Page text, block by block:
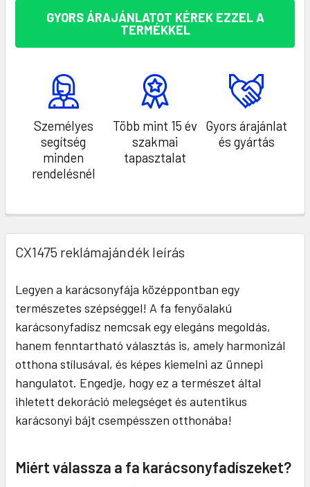
GYORS ÁRAJÁNLATOT KÉREK EZZEL A
TERMÉKKEL
Személyes
segítség
minden
rendelésnél
Több mint 15 év
szakmai
tapasztalat
Gyors árajánlat
és gyártás
CX1475 reklámajándék leírás
Legyen a karácsonyfája középpontban egy
természetes szépséggel! A fa fenyőalakú
karácsonyfadísz nemcsak egy elegáns megoldás,
hanem fenntartható választás is, amely harmonizál
otthona stílusával, és képes kiemelni az ünnepi
hangulatot. Engedje, hogy ez a természet által
ihletett dekoráció melegséget és autentikus
karácsonyi bájt csempésszen otthonába!
Miért válassza a fa karácsonyfadíszeket?